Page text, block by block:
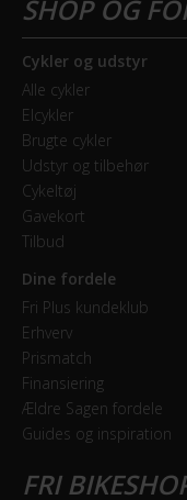
Lightweight
BREMSER
Bagbremse
Hydraulisk
Forbremse
Hydraulisk
GEAR
Bagskifter
Shimano Dura-Ace
Shimano Dura-Ace -
Cykler og udstyr
Alle cykler
Elcykler
Brugte cykler
Udstyr og tilbehør
Cykeltøj
Gavekort
Tilbud
Dine fordele
Fri Plus kundeklub
Erhverv
Prismatch
Finansiering
Ældre Sagen fordele
Guides og inspiration